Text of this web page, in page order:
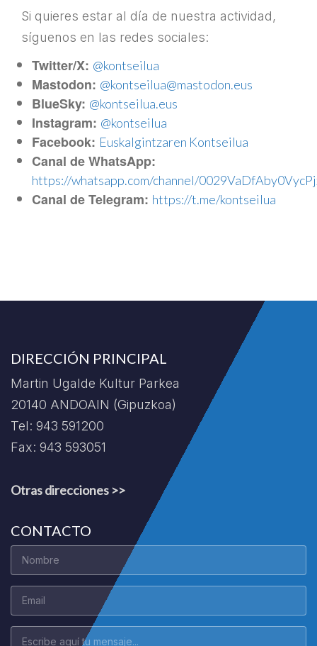
Si quieres estar al día de nuestra actividad,
síguenos en las redes sociales:
Twitter/X: @kontseilua
Mastodon: @kontseilua@mastodon.eus
BlueSky: @kontseilua.eus
Instagram: @kontseilua
Facebook: Euskalgintzaren Kontseilua
Canal de WhatsApp:
https://whatsapp.com/channel/
Canal de Telegram: https://t.me/kontseilua
DIRECCIÓN PRINCIPAL
Martin Ugalde Kultur Parkea
20140 ANDOAIN (Gipuzkoa)
Tel: 943 591200
Fax: 943 593051
Otras direcciones >>
CONTACTO